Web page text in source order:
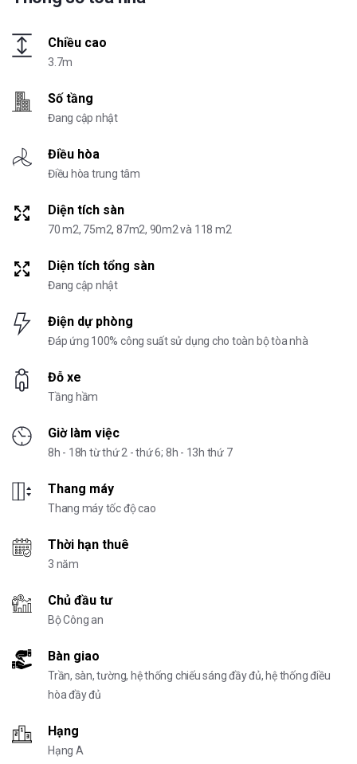
Chiều cao
3.7m
Số tầng
Đang cập nhật
Điều hòa
Điều hòa trung tâm
Diện tích sàn
70 m2, 75m2, 87m2, 90m2 và 118 m2
Diện tích tổng sàn
Đang cập nhật
Điện dự phòng
Đáp ứng 100% công suất sử dụng cho toàn bộ tòa nhà
Đỗ xe
Tầng hầm
Giờ làm việc
8h - 18h từ thứ 2 - thứ 6; 8h - 13h thứ 7
Thang máy
Thang máy tốc độ cao
Thời hạn thuê
3 năm
Chủ đầu tư
Bộ Công an
Bàn giao
Trần, sàn, tường, hệ thống chiếu sáng đầy đủ, hệ thống điều
hòa đầy đủ
Hạng
Hạng A